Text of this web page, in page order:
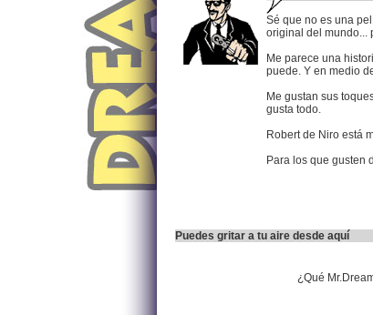
Sé que no es una
original del mundo...
Me parece una
puede. Y en medio
Me gustan sus
gusta todo.
Robert de Niro está
Para los que gusten
Puedes gritar a tu aire desde aquí
¿Qué